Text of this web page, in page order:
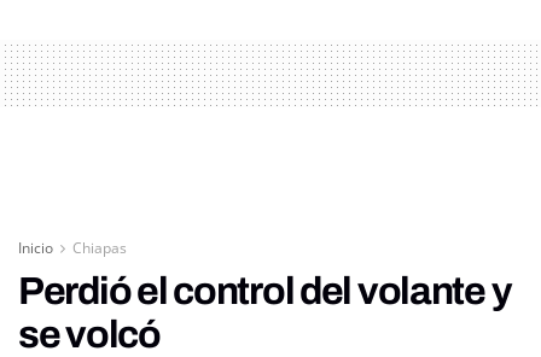
Inicio Chiapas
Perdió el control del volante y
se volcó